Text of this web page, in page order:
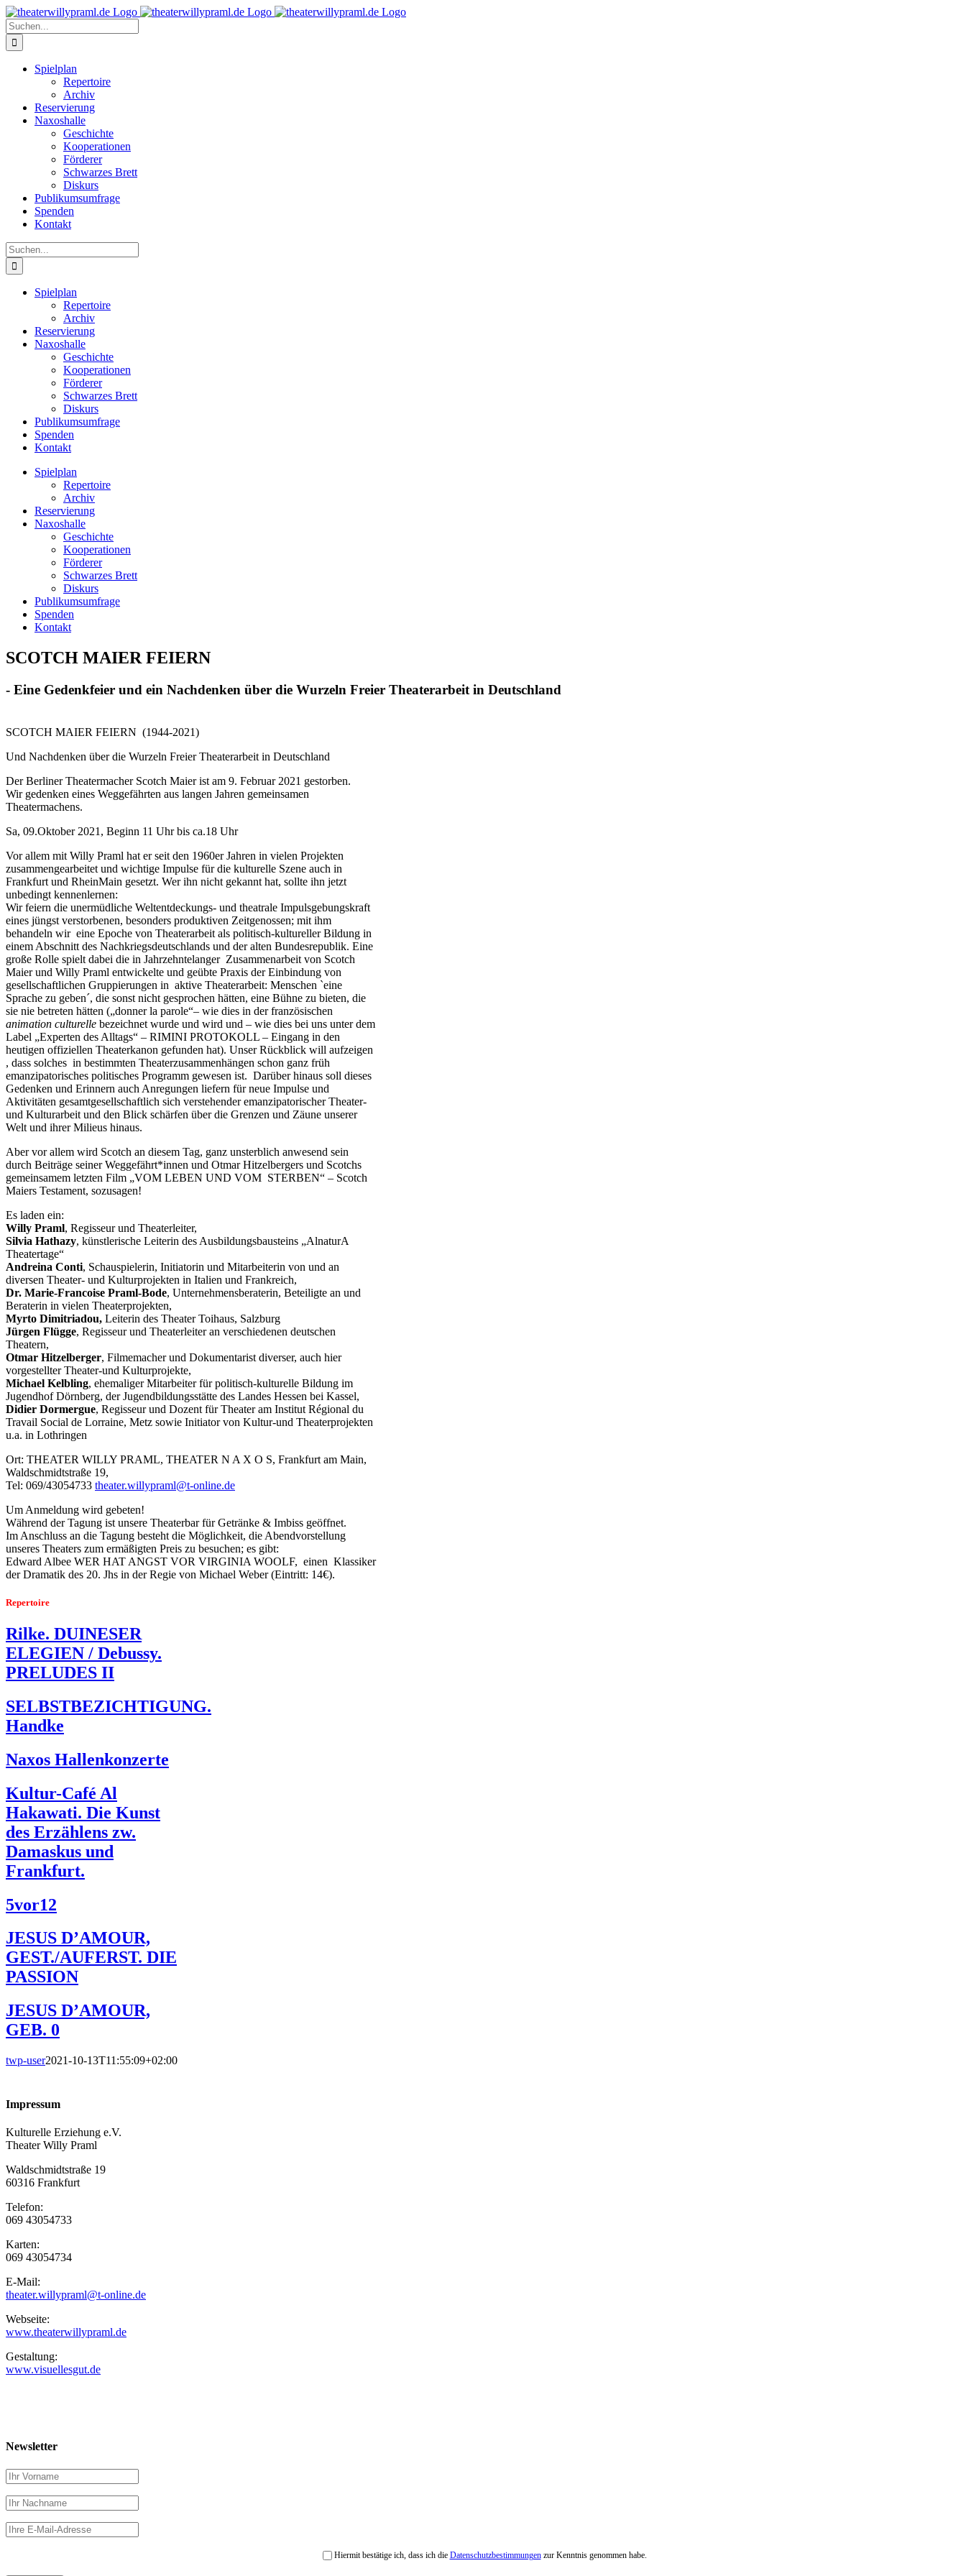
Zum
Inhalt
springen
Suche
nach:
Spielplan
Repertoire
Archiv
Reservierung
Naxoshalle
Geschichte
Kooperationen
Förderer
Schwarzes Brett
Diskurs
Publikumsumfrage
Spenden
Kontakt
Suche
nach:
Spielplan
Repertoire
Archiv
Reservierung
Naxoshalle
Geschichte
Kooperationen
Förderer
Schwarzes Brett
Diskurs
Publikumsumfrage
Spenden
Kontakt
Spielplan
Repertoire
Archiv
Reservierung
Naxoshalle
Geschichte
Kooperationen
Förderer
Schwarzes Brett
Diskurs
Publikumsumfrage
Spenden
Kontakt
SCOTCH MAIER FEIERN
- Eine Gedenkfeier und ein Nachdenken über die Wurzeln Freier Theaterarbeit in Deutschland
SCOTCH MAIER FEIERN (1944-2021)
Und Nachdenken über die Wurzeln Freier Theaterarbeit in Deutschland
Der Berliner Theatermacher Scotch Maier ist am 9. Februar 2021 gestorben.
Wir gedenken eines Weggefährten aus langen Jahren gemeinsamen
Theatermachens.
Sa, 09.Oktober 2021, Beginn 11 Uhr bis ca.18 Uhr
Vor allem mit Willy Praml hat er seit den 1960er Jahren in vielen Projekten
zusammengearbeitet und wichtige Impulse für die kulturelle Szene auch in
Frankfurt und RheinMain gesetzt. Wer ihn nicht gekannt hat, sollte ihn jetzt
unbedingt kennenlernen:
Wir feiern die unermüdliche Weltentdeckungs- und theatrale Impulsgebungskraft
eines jüngst verstorbenen, besonders produktiven Zeitgenossen; mit ihm
behandeln wir eine Epoche von Theaterarbeit als politisch-kultureller Bildung in
einem Abschnitt des Nachkriegsdeutschlands und der alten Bundesrepublik. Eine
große Rolle spielt dabei die in Jahrzehntelanger Zusammenarbeit von Scotch
Maier und Willy Praml entwickelte und geübte Praxis der Einbindung von
gesellschaftlichen Gruppierungen in aktive Theaterarbeit: Menschen `eine
Sprache zu geben´, die sonst nicht gesprochen hätten, eine Bühne zu bieten, die
sie nie betreten hätten („donner la parole“– wie dies in der französischen
animation culturelle bezeichnet wurde und wird und – wie dies bei uns unter dem
Label „Experten des Alltags“ – RIMINI PROTOKOLL – Eingang in den
heutigen offiziellen Theaterkanon gefunden hat). Unser Rückblick will aufzeigen
, dass solches in bestimmten Theaterzusammenhängen schon ganz früh
emanzipatorisches politisches Programm gewesen ist. Darüber hinaus soll dieses
Gedenken und Erinnern auch Anregungen liefern für neue Impulse und
Aktivitäten gesamtgesellschaftlich sich verstehender emanzipatorischer Theater-
und Kulturarbeit und den Blick schärfen über die Grenzen und Zäune unserer
Welt und ihrer Milieus hinaus.
Aber vor allem wird Scotch an diesem Tag, ganz unsterblich anwesend sein
durch Beiträge seiner Weggefährt*innen und Otmar Hitzelbergers und Scotchs
gemeinsamem letzten Film „VOM LEBEN UND VOM STERBEN“ – Scotch
Maiers Testament, sozusagen!
Es laden ein:
Willy Praml, Regisseur und Theaterleiter,
Silvia Hathazy, künstlerische Leiterin des Ausbildungsbausteins „AlnaturA
Theatertage“
Andreina Conti, Schauspielerin, Initiatorin und Mitarbeiterin von und an
diversen Theater- und Kulturprojekten in Italien und Frankreich,
Dr. Marie-Francoise Praml-Bode, Unternehmensberaterin, Beteiligte an und
Beraterin in vielen Theaterprojekten,
Myrto Dimitriadou, Leiterin des Theater Toihaus, Salzburg
Jürgen Flügge, Regisseur und Theaterleiter an verschiedenen deutschen
Theatern,
Otmar Hitzelberger, Filmemacher und Dokumentarist diverser, auch hier
vorgestellter Theater-und Kulturprojekte,
Michael Kelbling, ehemaliger Mitarbeiter für politisch-kulturelle Bildung im
Jugendhof Dörnberg, der Jugendbildungsstätte des Landes Hessen bei Kassel,
Didier Dormergue, Regisseur und Dozent für Theater am Institut Régional du
Travail Social de Lorraine, Metz sowie Initiator von Kultur-und Theaterprojekten
u.a. in Lothringen
Ort: THEATER WILLY PRAML, THEATER N A X O S, Frankfurt am Main,
Waldschmidtstraße 19,
Tel: 069/43054733 theater.willypraml@t-online.de
Um Anmeldung wird gebeten!
Während der Tagung ist unsere Theaterbar für Getränke & Imbiss geöffnet.
Im Anschluss an die Tagung besteht die Möglichkeit, die Abendvorstellung
unseres Theaters zum ermäßigten Preis zu besuchen; es gibt:
Edward Albee WER HAT ANGST VOR VIRGINIA WOOLF, einen Klassiker
der Dramatik des 20. Jhs in der Regie von Michael Weber (Eintritt: 14€).
Repertoire
Rilke. DUINESER
ELEGIEN / Debussy.
PRELUDES II
SELBSTBEZICHTIGUNG.
Handke
Naxos Hallenkonzerte
Kultur-Café Al
Hakawati. Die Kunst
des Erzählens zw.
Damaskus und
Frankfurt.
5vor12
JESUS D’AMOUR,
GEST./AUFERST. DIE
PASSION
JESUS D’AMOUR,
GEB. 0
twp-user2021-10-13T11:55:09+02:00
Impressum
Kulturelle Erziehung e.V.
Theater Willy Praml
Waldschmidtstraße 19
60316 Frankfurt
Telefon:
069 43054733
Karten:
069 43054734
E-Mail:
theater.willypraml@t-online.de
Webseite:
www.theaterwillypraml.de
Gestaltung:
www.visuellesgut.de
Newsletter
Hiermit bestätige ich, dass ich die Datenschutzbestimmungenzur Kenntnis genommen habe.